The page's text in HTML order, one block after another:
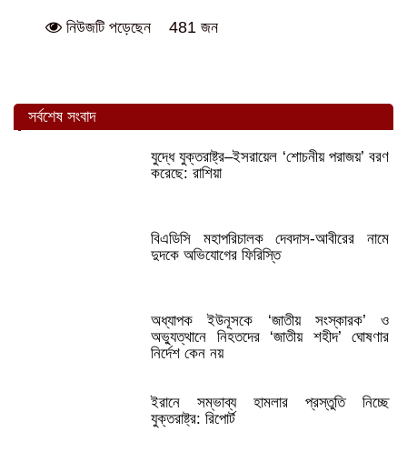
নিউজটি পড়েছেন 481 জন
সর্বশেষ সংবাদ
যুদ্ধে যুক্তরাষ্ট্র–ইসরায়েল ‘শোচনীয় পরাজয়’ বরণ
করেছে: রাশিয়া
বিএডিসি মহাপরিচালক দেবদাস-আবীরের নামে
দুদকে অভিযোগের ফিরিস্তি
অধ্যাপক ইউনূসকে ‘জাতীয় সংস্কারক’ ও
অভ্যুত্থানে নিহতদের ‘জাতীয় শহীদ’ ঘোষণার
নির্দেশ কেন নয়
ইরানে সম্ভাব্য হামলার প্রস্তুতি নিচ্ছে
যুক্তরাষ্ট্র: রিপোর্ট